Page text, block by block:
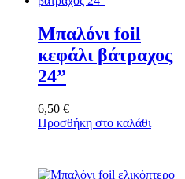
Μπαλόνι foil
κεφάλι βάτραχος
24”
6,50 €
Προσθήκη στο καλάθι